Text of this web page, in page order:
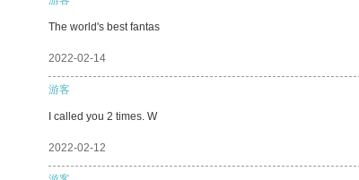
The world's best fantas
2022-02-14
游客
I called you 2 times. W
2022-02-12